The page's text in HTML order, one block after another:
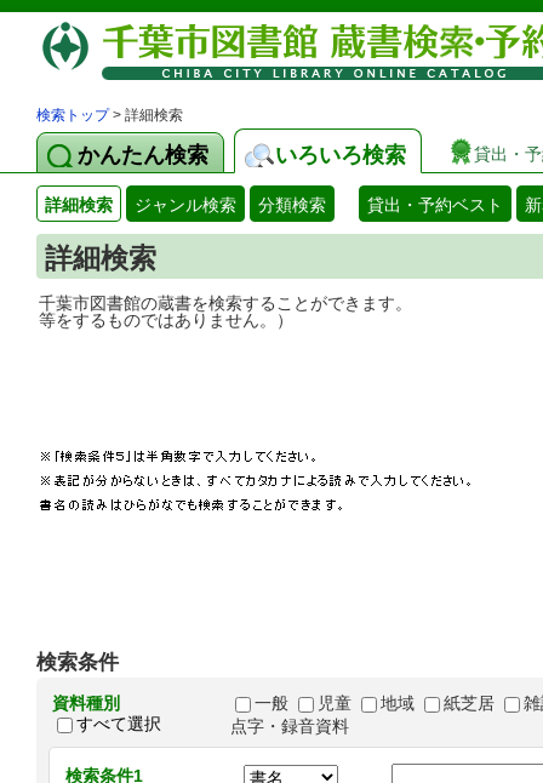
検索トップ> 詳細検索
かんたん検索 いろいろ検索 貸出・
詳細検索 ジャンル検索 分類検索 貸出・予約ベスト
詳細検索
千葉市図書館の蔵書を検索することがで
等をするものではありません。）
検索条件
資料種別
すべて選択
一般 児童 地域 紙芝居
点字・録音資料
検索条件1